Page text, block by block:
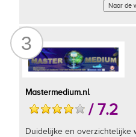
Naar de
3
Mastermedium.nl
/ 7.2
Duidelijke en overzichtelijke